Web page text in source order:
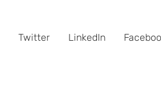
Twitter LinkedIn